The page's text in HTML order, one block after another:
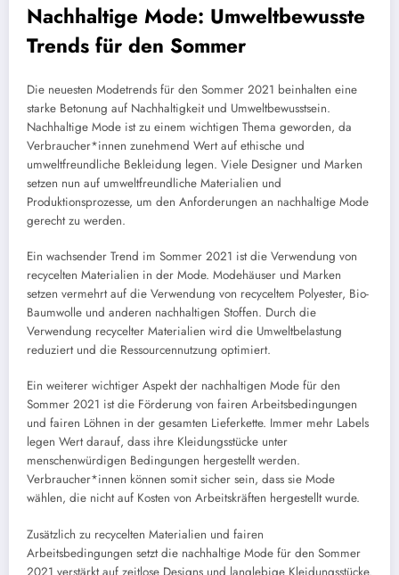
Nachhaltige Mode: Umweltbewusste
Trends für den Sommer
Die neuesten Modetrends für den Sommer 2021 beinhalten eine
starke Betonung auf Nachhaltigkeit und Umweltbewusstsein.
Nachhaltige Mode ist zu einem wichtigen Thema geworden, da
Verbraucher*innen zunehmend Wert auf ethische und
umweltfreundliche Bekleidung legen. Viele Designer und Marken
setzen nun auf umweltfreundliche Materialien und
Produktionsprozesse, um den Anforderungen an nachhaltige Mode
gerecht zu werden.
Ein wachsender Trend im Sommer 2021 ist die Verwendung von
recycelten Materialien in der Mode. Modehäuser und Marken
setzen vermehrt auf die Verwendung von recyceltem Polyester, Bio-
Baumwolle und anderen nachhaltigen Stoffen. Durch die
Verwendung recycelter Materialien wird die Umweltbelastung
reduziert und die Ressourcennutzung optimiert.
Ein weiterer wichtiger Aspekt der nachhaltigen Mode für den
Sommer 2021 ist die Förderung von fairen Arbeitsbedingungen
und fairen Löhnen in der gesamten Lieferkette. Immer mehr Labels
legen Wert darauf, dass ihre Kleidungsstücke unter
menschenwürdigen Bedingungen hergestellt werden.
Verbraucher*innen können somit sicher sein, dass sie Mode
wählen, die nicht auf Kosten von Arbeitskräften hergestellt wurde.
Zusätzlich zu recycelten Materialien und fairen
Arbeitsbedingungen setzt die nachhaltige Mode für den Sommer
2021 verstärkt auf zeitlose Designs und langlebige Kleidungsstücke.